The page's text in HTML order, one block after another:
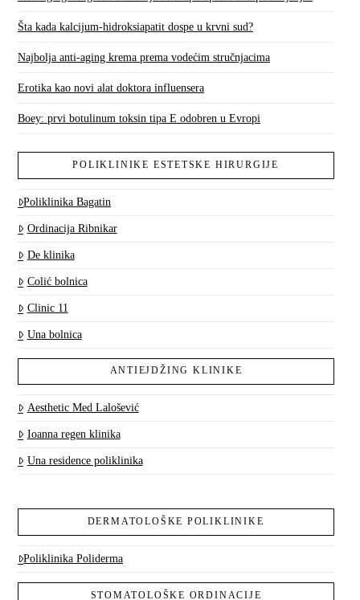
Šta kada kalcijum-hidroksiapatit dospe u krvni sud?
Najbolja anti-aging krema prema vodećim stručnjacima
Erotika kao novi alat doktora influensera
Boey: prvi botulinum toksin tipa E odobren u Evropi
POLIKLINIKE ESTETSKE HIRURGIJE
Poliklinika Bagatin
Ordinacija Ribnikar
De klinika
Colić bolnica
Clinic 11
Una bolnica
ANTIEJDŽING KLINIKE
Aesthetic Med Lalošević
Ioanna regen klinika
Una residence poliklinika
DERMATOLOŠKE POLIKLINIKE
Poliklinika Poliderma
STOMATOLOŠKE ORDINACIJE